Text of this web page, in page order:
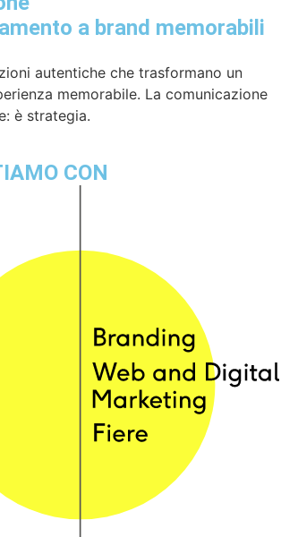
a brand memorabili
autentiche che trasformano un
memorabile. La comunicazione
è strategia.
CON